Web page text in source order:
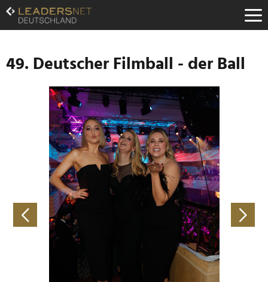
Zum
Inhalt
Zur
Navigation
Zur
Hauptnavigation
49. Deutscher Filmball - der Ball